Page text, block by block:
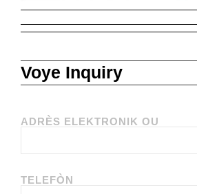
Voye Inquiry
ADRÈS ELEKTRONIK OU
TELEFÒN